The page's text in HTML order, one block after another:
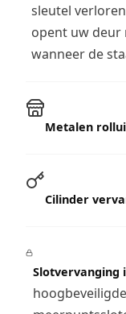
sleutel
opent uw deur
wanneer de
Metalen
Cilinder
Slotvervanging